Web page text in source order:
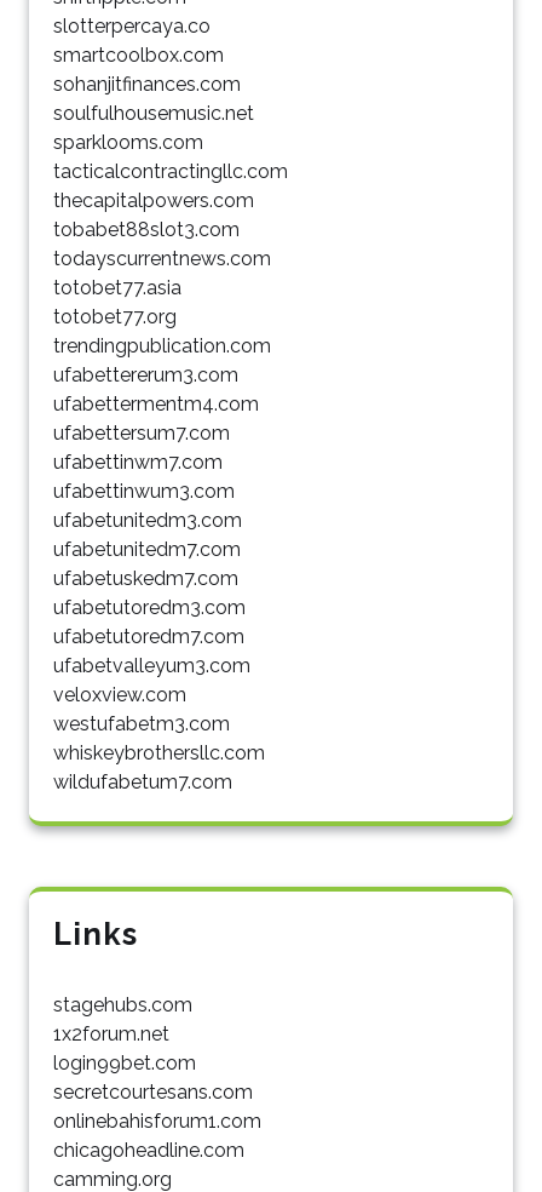
slotterpercaya.co
smartcoolbox.com
sohanjitfinances.com
soulfulhousemusic.net
sparklooms.com
tacticalcontractingllc.com
thecapitalpowers.com
tobabet88slot3.com
todayscurrentnews.com
totobet77.asia
totobet77.org
trendingpublication.com
ufabettererum3.com
ufabettermentm4.com
ufabettersum7.com
ufabettinwm7.com
ufabettinwum3.com
ufabetunitedm3.com
ufabetunitedm7.com
ufabetuskedm7.com
ufabetutoredm3.com
ufabetutoredm7.com
ufabetvalleyum3.com
veloxview.com
westufabetm3.com
whiskeybrothersllc.com
wildufabetum7.com
Links
stagehubs.com
1x2forum.net
login99bet.com
secretcourtesans.com
onlinebahisforum1.com
chicagoheadline.com
camming.org